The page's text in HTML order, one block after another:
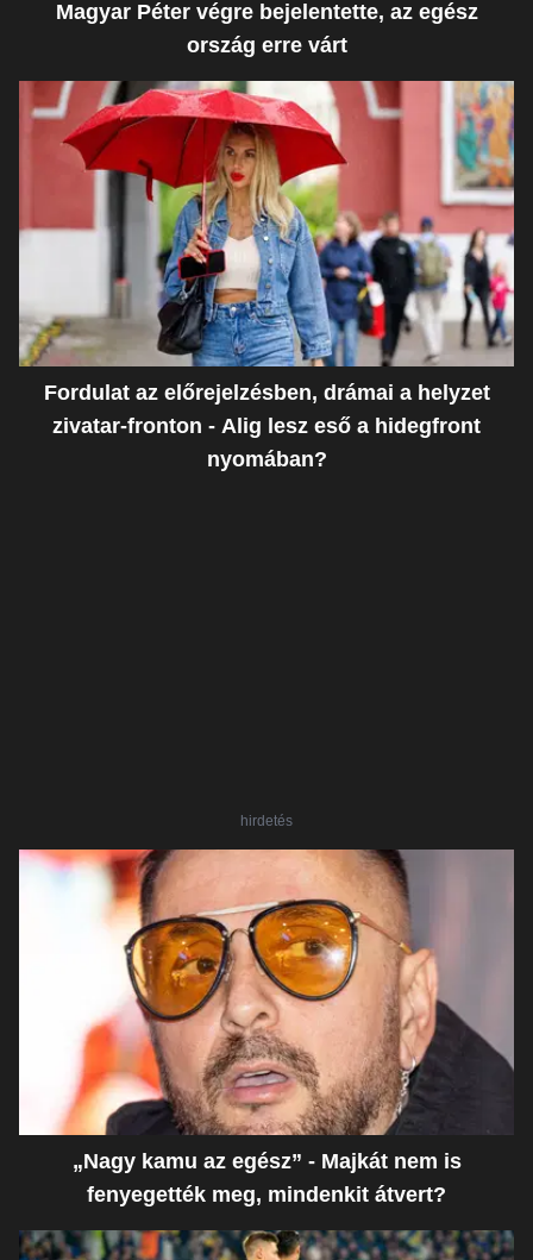
Magyar Péter végre bejelentette, az egész
ország erre várt
Fordulat az előrejelzésben, drámai a helyzet
zivatar-fronton - Alig lesz eső a hidegfront
nyomában?
hirdetés
„Nagy kamu az egész” - Majkát nem is
fenyegették meg, mindenkit átvert?